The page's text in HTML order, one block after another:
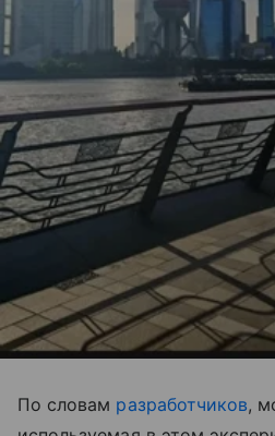
По словам разработчиков,